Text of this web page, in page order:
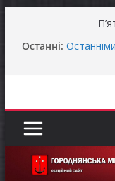
Останні:
громади
Захищай
Батьки